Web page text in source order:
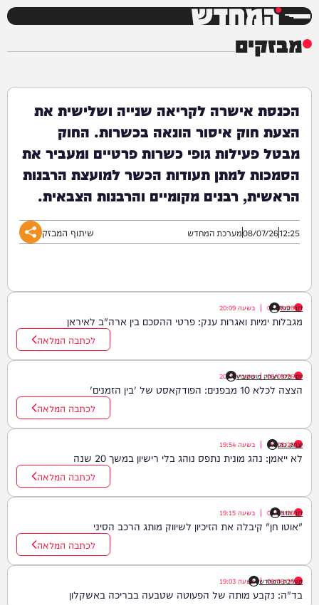
המחדש
מבזקים
הכנסת אישרה לקריאה שנייה ושלישית את
הצעת חוק איסור הונאה בכשרות. החוק
מבטל פעילות גופי כשרות פרטיים ומעביר את
הסמכות למתן תעודות הכשר למועצת הרבנות
הראשית, רבנים מקומיים והרבנות הצבאית.
12:25
08/07/26מערכת המחדש שיתוף המבזק
דודי סגל
06/08/26
| בשעה 20:09
מגבלות ימיות ואגרות ענק: פרטי ההסכם בין ארה"ב לאיראן
לכתבה המלאה
יוסי פלד ויצחק מושקוביץ
06/08/26
| בשעה20:00
הצצה לכלא 10 מבפנים: הפודקאסט של 'בין הזמנים'
לכתבה המלאה
יצחק כהן
06/08/26
| בשעה 19:54
לא ייאמן: נהג מונית נתפס נוהג בלי רישיון במשך 20 שנה
לכתבה המלאה
דוד חדד
06/08/26
| בשעה 19:15
"אוטו חן" קיבלה את הזיכיון לשיווק מותג הרכב הסיני
לכתבה המלאה
מערכת המחדש
06/08/26
| בשעה 19:03
בד"ה: נקבע מותה של הפעוטה שטבעה בבריכה באשקלון